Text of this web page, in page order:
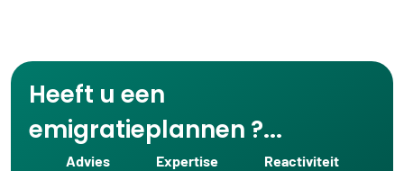
Heeft u een
emigratieplannen ?...
Advies Expertise Reactiviteit